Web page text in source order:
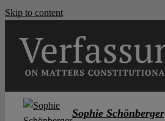
Skip to content
Sophie Schönberger